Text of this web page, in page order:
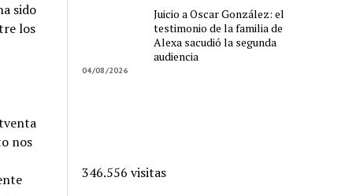
sido
los
nos
Juicio a Oscar González: el
testimonio de la familia de
Alexa sacudió la segunda
audiencia
04/08/2026
346.556 visitas